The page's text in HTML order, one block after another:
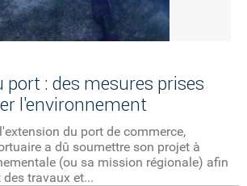
port : des mesures prises
l'environnement
du port de commerce,
a dû soumettre son projet à
(ou sa mission régionale) afin
travaux et...